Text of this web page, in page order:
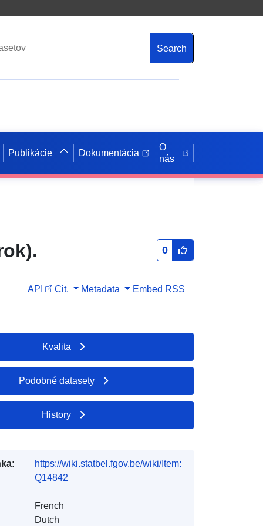
Search
Publikácie Dokumentácia
O
nás
0
API Cit. Metadata Embed RSS
Kvalita
Podobné datasety
History
https://wiki.statbel.fgov.be/wiki/Item:
Q14842
French
Dutch